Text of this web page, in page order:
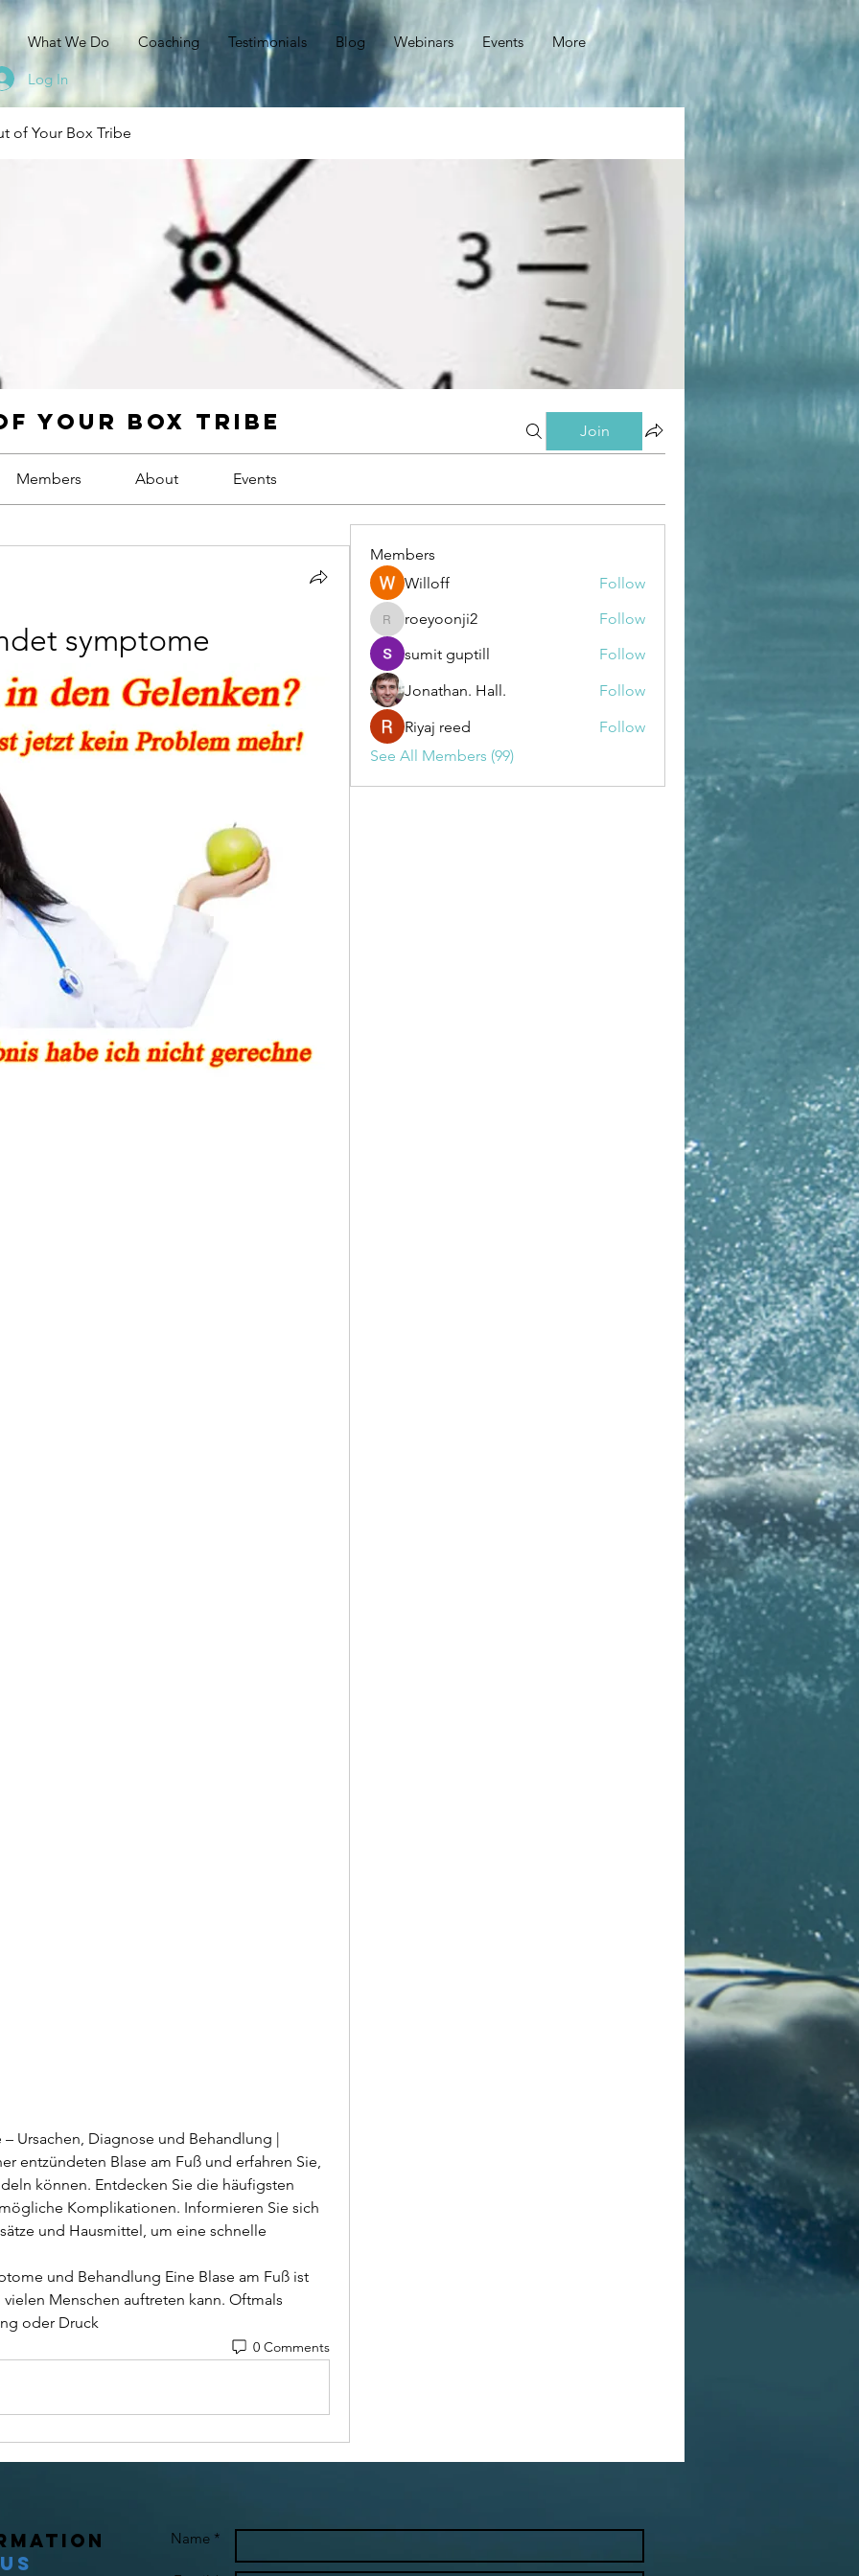
What We Do Coaching Testimonials Blog Webinars Events More
Log In
of Your Box Tribe
Your Box Tribe Join
Members About Events
symptome
Ursachen, Diagnose und Behandlung |
entzündeten Blase am Fuß und erfahren Sie,
können. Entdecken Sie die häufigsten
Komplikationen. Informieren Sie sich
und Hausmittel, um eine schnelle
Menschen auftreten kann. Oftmals
oder Druck
0 Comments
Members
Willoff
Follow
roeyoonji2
roeyoonji2
Follow
sumit guptill
Follow
Jonathan. Hall.
Follow
Riyaj reed
Follow
See All Members (99)
Name *